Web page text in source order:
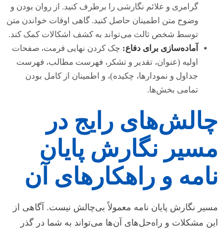
گرامری و علائم نگارشی را برطرف کنید. از روان بودن و
وضوح متن اطمینان حاصل کنید. گاهی اوقات خواندن متن
توسط شخص ثالث می‌تواند به کشف اشکالات کمک کند.
آماده‌سازی برای دفاع: چک کردن نهایی فرمت، صفحات
اولیه (عنوان، تقدیر و تشکر، فهرست مطالب، فهرست
جداول و نمودارها، چکیده)، و اطمینان از کامل بودن
تمامی بخش‌ها.
چالش‌های رایج در
مسیر نگارش پایان
نامه و راهکارهای آن
مسیر نگارش پایان نامه معمولاً بی‌چالش نیست. آگاهی از
این مشکلات و راه‌حل‌های آن‌ها می‌تواند به شما در گذر